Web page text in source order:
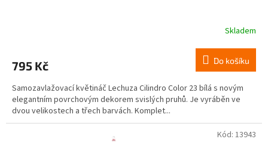
Skladem
795 Kč Do košíku
Samozavlažovací květináč Lechuza Cilindro Color 23 bílá s novým
elegantním povrchovým dekorem svislých pruhů. Je vyráběn ve
dvou velikostech a třech barvách. Komplet...
Kód: 13943